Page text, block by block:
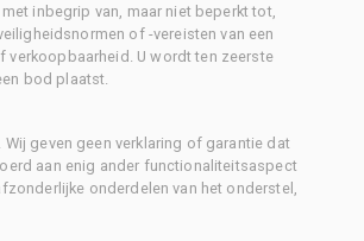
inbegrip van, maar niet beperkt tot,
of -vereisten van een
U wordt ten zeerste
bod plaatst.
geven geen verklaring of garantie dat
aan enig ander functionaliteitsaspect
onderdelen van het onderstel,